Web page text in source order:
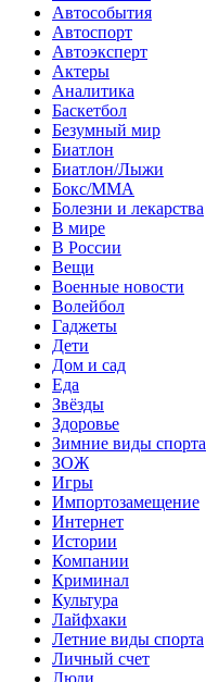
Автособытия
Автоспорт
Автоэксперт
Актеры
Аналитика
Баскетбол
Безумный мир
Биатлон
Биатлон/Лыжи
Бокс/MMA
Болезни и лекарства
В мире
В России
Вещи
Военные новости
Волейбол
Гаджеты
Дети
Дом и сад
Еда
Звёзды
Здоровье
Зимние виды спорта
ЗОЖ
Игры
Импортозамещение
Интернет
Истории
Компании
Криминал
Культура
Лайфхаки
Летние виды спорта
Личный счет
Люди